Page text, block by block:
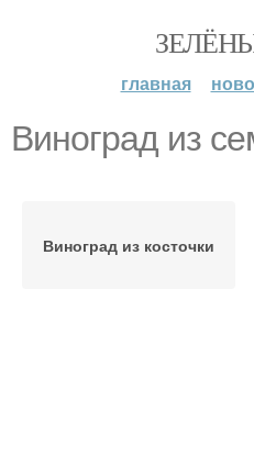
главная
Виноград из
Виноград из косточки